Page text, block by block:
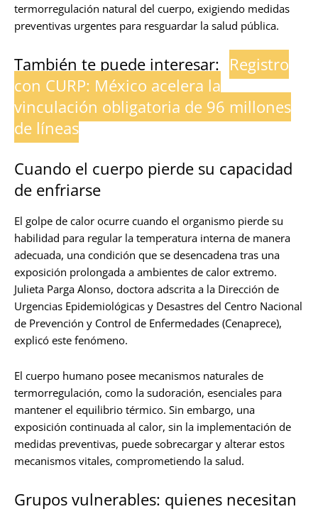
termorregulación natural del cuerpo, exigiendo medidas
preventivas urgentes para resguardar la salud pública.
También te puede interesar: Registro
con CURP: México acelera la
vinculación obligatoria de 96 millones
de líneas
Cuando el cuerpo pierde su capacidad
de enfriarse
El golpe de calor ocurre cuando el organismo pierde su
habilidad para regular la temperatura interna de manera
adecuada, una condición que se desencadena tras una
exposición prolongada a ambientes de calor extremo.
Julieta Parga Alonso, doctora adscrita a la Dirección de
Urgencias Epidemiológicas y Desastres del Centro Nacional
de Prevención y Control de Enfermedades (Cenaprece),
explicó este fenómeno.
El cuerpo humano posee mecanismos naturales de
termorregulación, como la sudoración, esenciales para
mantener el equilibrio térmico. Sin embargo, una
exposición continuada al calor, sin la implementación de
medidas preventivas, puede sobrecargar y alterar estos
mecanismos vitales, comprometiendo la salud.
Grupos vulnerables: quienes necesitan